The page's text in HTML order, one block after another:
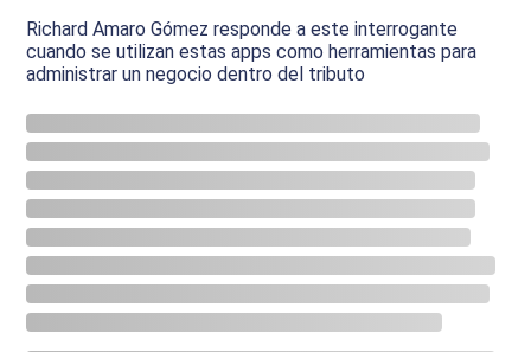
Richard Amaro Gómez responde a este interrogante
cuando se utilizan estas apps como herramientas para
administrar un negocio dentro del tributo